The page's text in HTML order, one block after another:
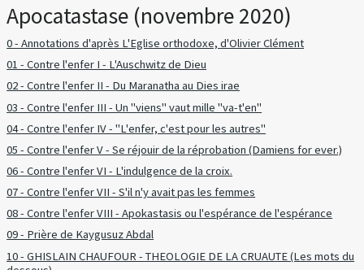
Apocatastase (novembre 2020)
0 - Annotations d'après L'Eglise orthodoxe, d'Olivier Clément
01 - Contre l'enfer I - L'Auschwitz de Dieu
02 - Contre l'enfer II - Du Maranatha au Dies irae
03 - Contre l'enfer III - Un "viens" vaut mille "va-t'en"
04 - Contre l'enfer IV - "L'enfer, c'est pour les autres"
05 - Contre l'enfer V - Se réjouir de la réprobation (Damiens for ever.)
06 - Contre l'enfer VI - L'indulgence de la croix.
07 - Contre l'enfer VII - S'il n'y avait pas les femmes
08 - Contre l'enfer VIII - Apokastasis ou l'espérance de l'espérance
09 - Prière de Kaygusuz Abdal
10 - GHISLAIN CHAUFOUR - THEOLOGIE DE LA CRUAUTE (Les mots du